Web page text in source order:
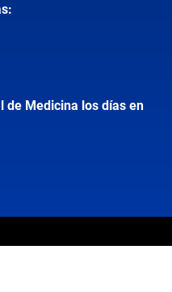
de Medicina los días en